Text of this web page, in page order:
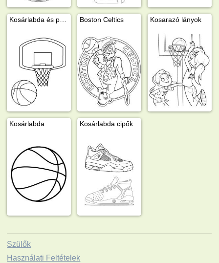
Boston Celtics Kosarazó lányok
Kosárlabda Kosárlabda cipők
Szülők
Használati Feltételek